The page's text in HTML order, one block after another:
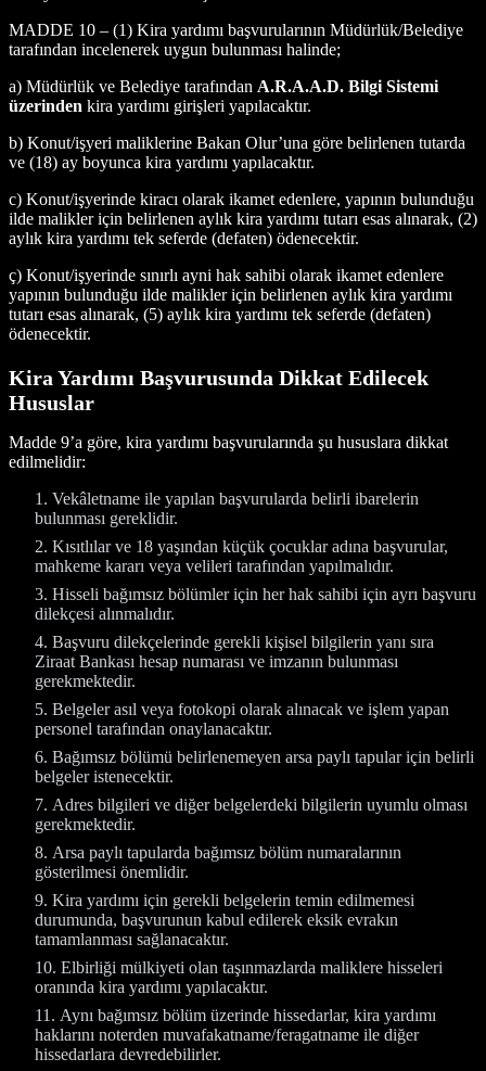
MADDE 10 – (1) Kira yardımı başvurularının Müdürlük/Belediye
tarafından incelenerek uygun bulunması halinde;
a) Müdürlük ve Belediye tarafından A.R.A.A.D. Bilgi Sistemi
üzerinden kira yardımı girişleri yapılacaktır.
b) Konut/işyeri maliklerine Bakan Olur’una göre belirlenen tutarda
ve (18) ay boyunca kira yardımı yapılacaktır.
c) Konut/işyerinde kiracı olarak ikamet edenlere, yapının bulunduğu
ilde malikler için belirlenen aylık kira yardımı tutarı esas alınarak, (2)
aylık kira yardımı tek seferde (defaten) ödenecektir.
ç) Konut/işyerinde sınırlı ayni hak sahibi olarak ikamet edenlere
yapının bulunduğu ilde malikler için belirlenen aylık kira yardımı
tutarı esas alınarak, (5) aylık kira yardımı tek seferde (defaten)
ödenecektir.
Kira Yardımı Başvurusunda Dikkat Edilecek
Hususlar
Madde 9’a göre, kira yardımı başvurularında şu hususlara dikkat
edilmelidir:
Vekâletname ile yapılan başvurularda belirli ibarelerin
bulunması gereklidir.
Kısıtlılar ve 18 yaşından küçük çocuklar adına başvurular,
mahkeme kararı veya velileri tarafından yapılmalıdır.
Hisseli bağımsız bölümler için her hak sahibi için ayrı başvuru
dilekçesi alınmalıdır.
Başvuru dilekçelerinde gerekli kişisel bilgilerin yanı sıra
Ziraat Bankası hesap numarası ve imzanın bulunması
gerekmektedir.
Belgeler asıl veya fotokopi olarak alınacak ve işlem yapan
personel tarafından onaylanacaktır.
Bağımsız bölümü belirlenemeyen arsa paylı tapular için belirli
belgeler istenecektir.
Adres bilgileri ve diğer belgelerdeki bilgilerin uyumlu olması
gerekmektedir.
Arsa paylı tapularda bağımsız bölüm numaralarının
gösterilmesi önemlidir.
Kira yardımı için gerekli belgelerin temin edilmemesi
durumunda, başvurunun kabul edilerek eksik evrakın
tamamlanması sağlanacaktır.
Elbirliği mülkiyeti olan taşınmazlarda maliklere hisseleri
oranında kira yardımı yapılacaktır.
Aynı bağımsız bölüm üzerinde hissedarlar, kira yardımı
haklarını noterden muvafakatname/feragatname ile diğer
hissedarlara devredebilirler.